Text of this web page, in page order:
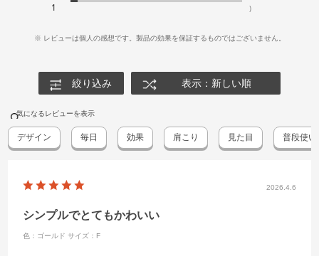
1
)
※ レビューは個人の感想です。製品の効果を保証するものではございません。
絞り込み 表示：新しい順
気になるレビューを表示
デザイン 毎日 効果 肩こり 見た目 普段使い
2026.4.6
シンプルでとてもかわいい
色：ゴールド サイズ：F